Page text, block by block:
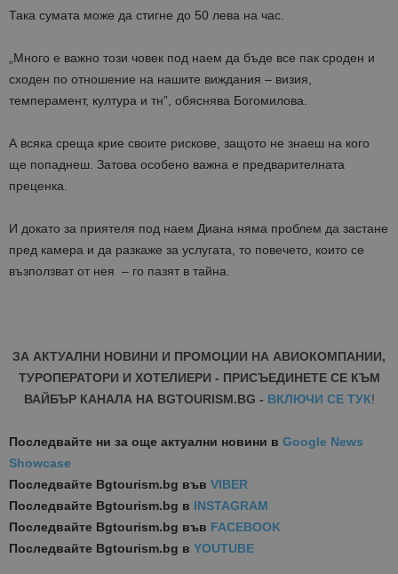
Така сумата може да стигне до 50 лева на час.
„Много е важно този човек под наем да бъде все пак сроден и
сходен по отношение на нашите виждания – визия,
темперамент, култура и тн”, обяснява Богомилова.
А всяка среща крие своите рискове, защото не знаеш на кого
ще попаднеш. Затова особено важна е предварителната
преценка.
И докато за приятеля под наем Диана няма проблем да застане
пред камера и да разкаже за услугата, то повечето, които се
възползват от нея – го пазят в тайна.
ЗА АКТУАЛНИ НОВИНИ И ПРОМОЦИИ НА АВИОКОМПАНИИ,
ТУРОПЕРАТОРИ И ХОТЕЛИЕРИ - ПРИСЪЕДИНЕТЕ СЕ КЪМ
ВАЙБЪР КАНАЛА НА BGTOURISM.BG - ВКЛЮЧИ СЕ ТУК!
Последвайте ни за още актуални новини в Google News
Showcase
Последвайте Bgtourism.bg във VIBER
Последвайте Bgtourism.bg в INSTAGRAM
Последвайте Bgtourism.bg във FACEBOOK
Последвайте Bgtourism.bg в YOUTUBE